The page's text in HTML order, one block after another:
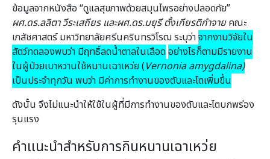
ข้อมูลจากหนังสือ “ดูแลสุขภาพด้วยสมุนไพรอย่างปลอดภัย”
ผศ.ดร.ลลิตา วีระเสถียร และผศ.ดร.มยุรี ตั้งเกียรติกําจายคณะ
เภสัชศาสตร์ มหาวิทยาลัยศรีนครินทรวิโรฒ ระบุว่าจากงานวิจัยใน
สัตว์ทดลองพบว่า มีฤทธิ์ลดนํ้าตาลในเลือดอย่างไรก็ตามมีรายงาน
ในผู้ป่วยเบาหวานใช้หนานเฉาเหว่ย (Vernonia amygdalina)
เป็นประจําทุกวัน พบว่า มีค่าการทํางานของตับและไตเพิ่มขึ้น
ดังนั้น จึงไม่แนะนําให้ใช้ในผู้ที่มีการทํางานของตับและไตบกพร่อง
รุนแรง
คำเเนะนำสำหรับการกินหนานเฉาเหว่ย